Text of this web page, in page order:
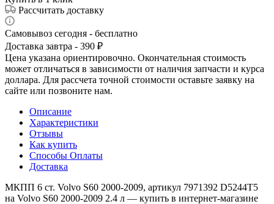
Рассчитать доставку
Самовывоз сегодня - бесплатно
Доставка завтра - 390 ₽
Цена указана ориентировочно. Окончательная стоимость
может отличаться в зависимости от наличия запчасти и курса
доллара. Для рассчета точной стоимости оставьте заявку на
сайте или позвоните нам.
Описание
Характеристики
Отзывы
Как купить
Способы Оплаты
Доставка
МКПП 6 ст. Volvo S60 2000-2009, артикул 7971392 D5244T5
на Volvo S60 2000-2009 2.4 л — купить в интернет-магазине